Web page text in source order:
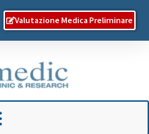
Valutazione Medica Preliminare